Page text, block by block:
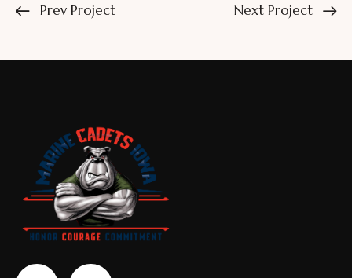
Prev Project Next Project